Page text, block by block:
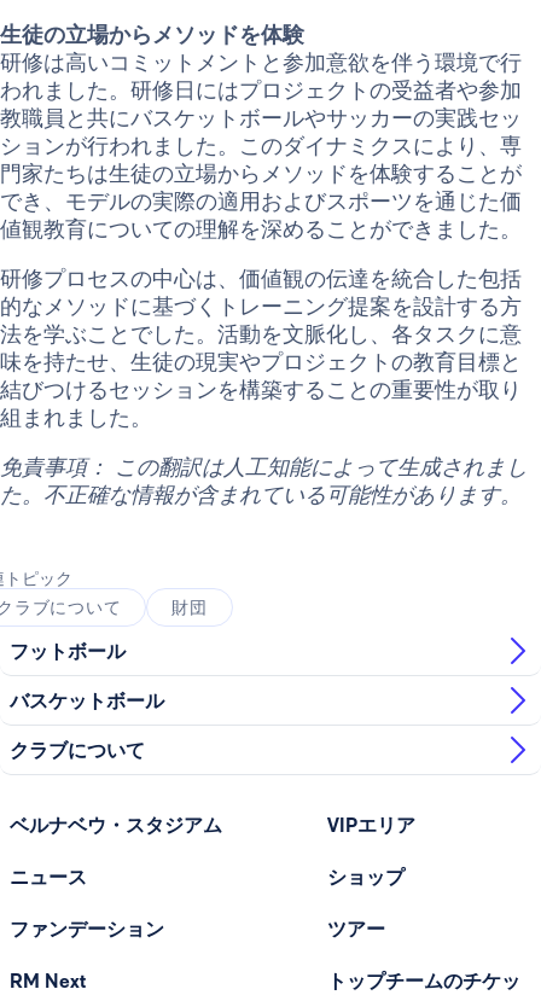
生徒の立場からメソッドを体験
研修は高いコミットメントと参加意欲を伴う環境で行
われました。研修日にはプロジェクトの受益者や参加
教職員と共にバスケットボールやサッカーの実践セッ
ションが行われました。このダイナミクスにより、専
門家たちは生徒の立場からメソッドを体験することが
でき、モデルの実際の適用およびスポーツを通じた価
値観教育についての理解を深めることができました。
研修プロセスの中心は、価値観の伝達を統合した包括
的なメソッドに基づくトレーニング提案を設計する方
法を学ぶことでした。活動を文脈化し、各タスクに意
味を持たせ、生徒の現実やプロジェクトの教育目標と
結びつけるセッションを構築することの重要性が取り
組まれました。
免責事項： この翻訳は人工知能によって生成されまし
た。不正確な情報が含まれている可能性があります。
トピック
ラブについて
財団
フットボール
バスケットボール
クラブについて
ベルナベウ・スタジアム
ニュース
ファンデーション
RM Next
VIPエリア
ショップ
ツアー
トップチームのチケッ